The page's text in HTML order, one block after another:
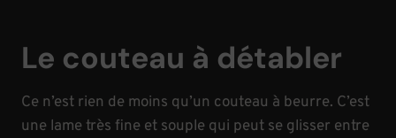
Le couteau à détabler
Ce n’est rien de moins qu’un couteau à beurre. C’est
une lame très fine et souple qui peut se glisser entre